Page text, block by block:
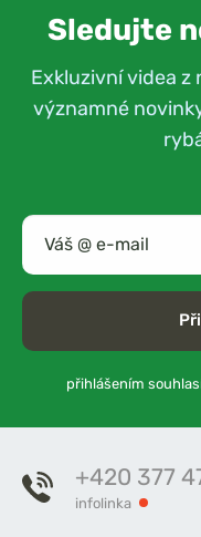
Sledujte
Exkluzivní videa z
významné
přihlášením
+420 377
infolinka